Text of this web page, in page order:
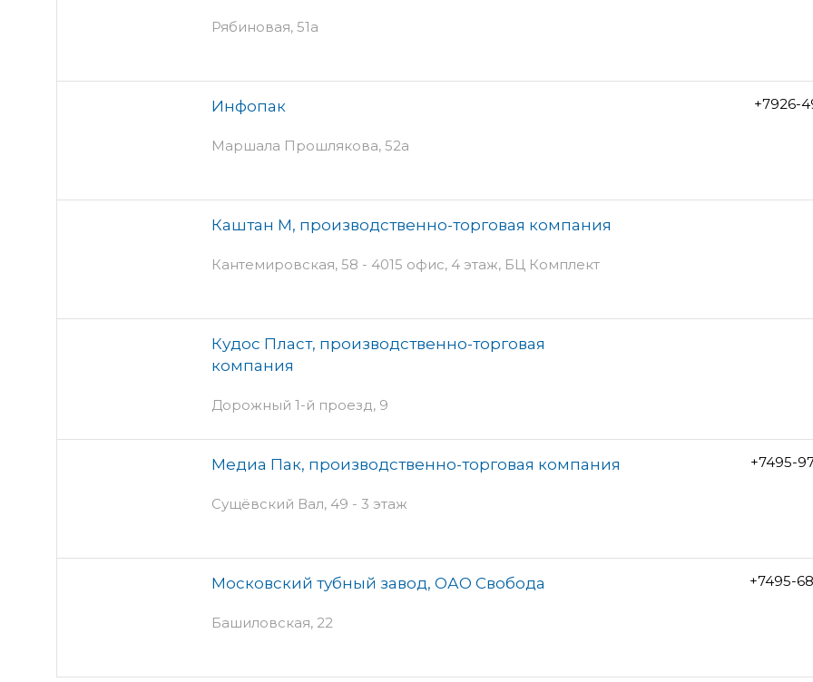
Рябиновая, 51а
Инфопак
Маршала Прошлякова, 52а
+7926-
Каштан М, производственно-торговая компания
Кантемировская, 58 - 4015 офис, 4 этаж, БЦ Комплект
Кудос Пласт, производственно-торговая
компания
Дорожный 1-й проезд, 9
Медиа Пак, производственно-торговая компания
Сущёвский Вал, 49 - 3 этаж
+7495-
Московский тубный завод, ОАО Свобода
Башиловская, 22
+7495-